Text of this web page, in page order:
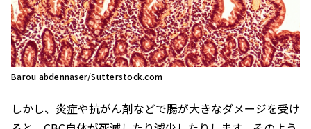
Barou abdennaser/Sutterstock.com
しかし、炎症や抗がん剤などで腸が大きなダメージを受け